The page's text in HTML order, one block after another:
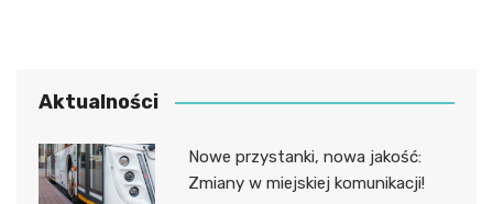
Aktualności
Nowe przystanki, nowa jakość:
Zmiany w miejskiej komunikacji!